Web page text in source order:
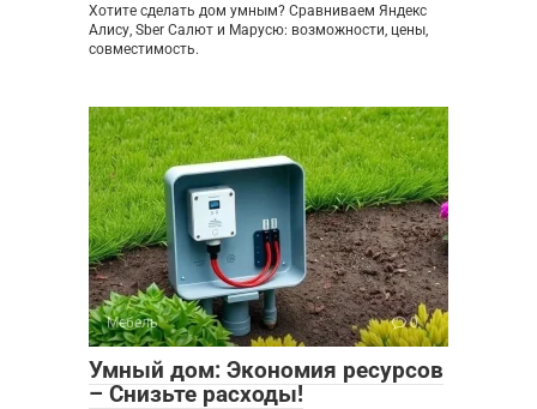
Хотите сделать дом умным? Сравниваем Яндекс
Алису, Sber Салют и Марусю: возможности, цены,
совместимость.
Мебель 0
Умный дом: Экономия ресурсов
– Снизьте расходы!